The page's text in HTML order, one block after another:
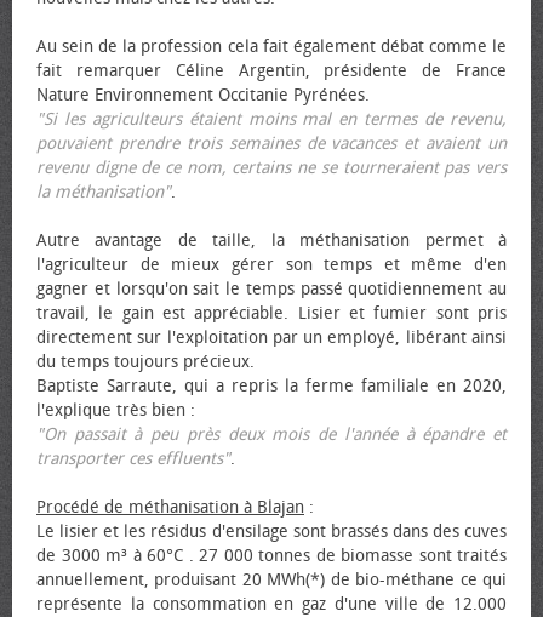
Au sein de la profession cela fait également débat comme le
fait remarquer Céline Argentin, présidente de France
Nature Environnement Occitanie Pyrénées.
"Si les agriculteurs étaient moins mal en termes de revenu,
pouvaient prendre trois semaines de vacances et avaient un
revenu digne de ce nom, certains ne se tourneraient pas vers
la méthanisation".
Autre avantage de taille, la méthanisation permet à
l'agriculteur de mieux gérer son temps et même d'en
gagner et lorsqu'on sait le temps passé quotidiennement au
travail, le gain est appréciable. Lisier et fumier sont pris
directement sur l'exploitation par un employé, libérant ainsi
du temps toujours précieux.
Baptiste Sarraute, qui a repris la ferme familiale en 2020,
l'explique très bien :
"On passait à peu près deux mois de l'année à épandre et
transporter ces effluents".
Procédé de méthanisation à Blajan :
Le lisier et les résidus d'ensilage sont brassés dans des cuves
de 3000 m³ à 60°C . 27 000 tonnes de biomasse sont traités
annuellement, produisant 20 MWh(*) de bio-méthane ce qui
représente la consommation en gaz d'une ville de 12.000